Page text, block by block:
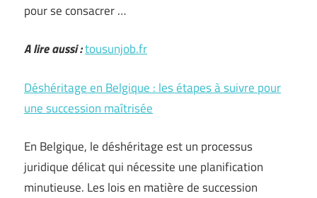
pour se consacrer …
A lire aussi :tousunjob.fr
Déshéritage en Belgique : les étapes à suivre pour
une succession maîtrisée
En Belgique, le déshéritage est un processus
juridique délicat qui nécessite une planification
minutieuse. Les lois en matière de succession